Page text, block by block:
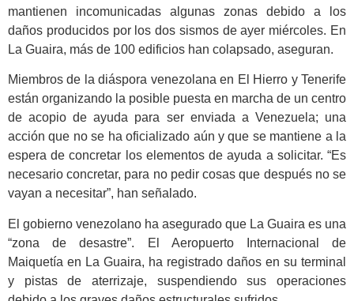
mantienen incomunicadas algunas zonas debido a los
daños producidos por los dos sismos de ayer miércoles. En
La Guaira, más de 100 edificios han colapsado, aseguran.
Miembros de la diáspora venezolana en El Hierro y Tenerife
están organizando la posible puesta en marcha de un centro
de acopio de ayuda para ser enviada a Venezuela; una
acción que no se ha oficializado aún y que se mantiene a la
espera de concretar los elementos de ayuda a solicitar. “Es
necesario concretar, para no pedir cosas que después no se
vayan a necesitar”, han señalado.
El gobierno venezolano ha asegurado que La Guaira es una
“zona de desastre”. El Aeropuerto Internacional de
Maiquetía en La Guaira, ha registrado daños en su terminal
y pistas de aterrizaje, suspendiendo sus operaciones